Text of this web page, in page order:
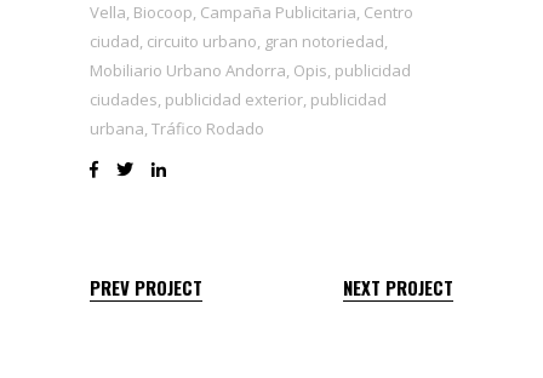
Vella, Biocoop, Campaña Publicitaria, Centro
ciudad, circuito urbano, gran notoriedad,
Mobiliario Urbano Andorra, Opis, publicidad
ciudades, publicidad exterior, publicidad
urbana, Tráfico Rodado
PREV PROJECT NEXT PROJECT